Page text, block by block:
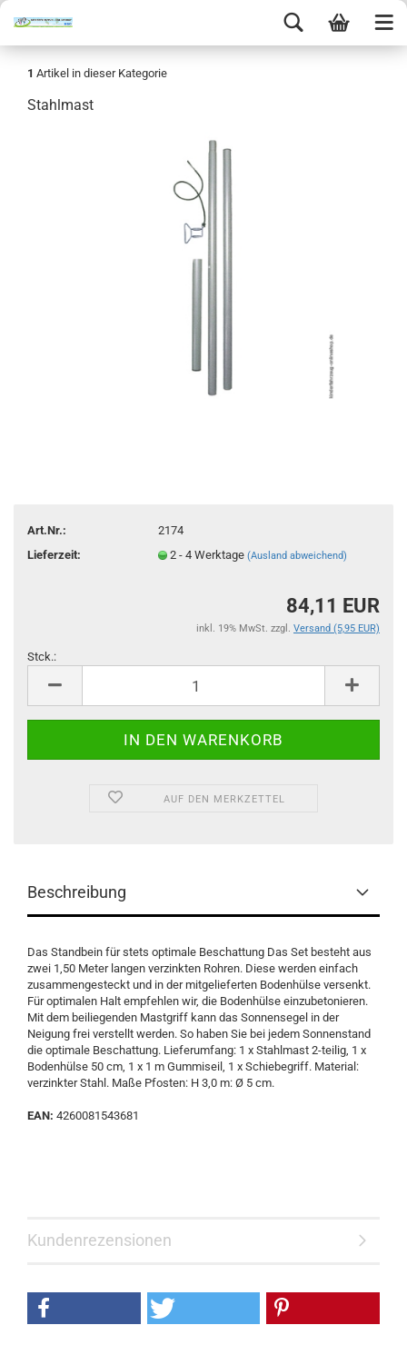
1 Artikel in dieser Kategorie
Stahlmast
Art.Nr.:
2174
Lieferzeit:
2 - 4 Werktage(Ausland abweichend)
84,11 EUR
inkl. 19% MwSt. zzgl. Versand (5,95 EUR)
Stck.:
AUF DEN MERKZETTEL
Beschreibung
Das Standbein für stets optimale Beschattung Das Set besteht aus
zwei 1,50 Meter langen verzinkten Rohren. Diese werden einfach
zusammengesteckt und in der mitgelieferten Bodenhülse versenkt.
Für optimalen Halt empfehlen wir, die Bodenhülse einzubetonieren.
Mit dem beiliegenden Mastgriff kann das Sonnensegel in der
Neigung frei verstellt werden. So haben Sie bei jedem Sonnenstand
die optimale Beschattung. Lieferumfang: 1 x Stahlmast 2-teilig, 1 x
Bodenhülse 50 cm, 1 x 1 m Gummiseil, 1 x Schiebegriff. Material:
verzinkter Stahl. Maße Pfosten: H 3,0 m: Ø 5 cm.
EAN: 4260081543681
Kundenrezensionen